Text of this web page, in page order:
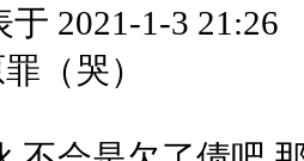
2021-1-3 21:26
（哭）